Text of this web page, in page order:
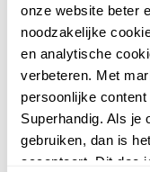
onze website beter
noodzakelijke
en analytische
verbeteren. Met
persoonlijke
Superhandig. Als je
gebruiken, dan is
accepteert. Dit doe